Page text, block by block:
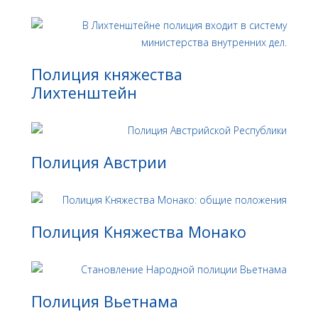
Полиция княжества
Лихтенштейн
Полиция Австрии
Полиция Княжества Монако
Полиция Вьетнама